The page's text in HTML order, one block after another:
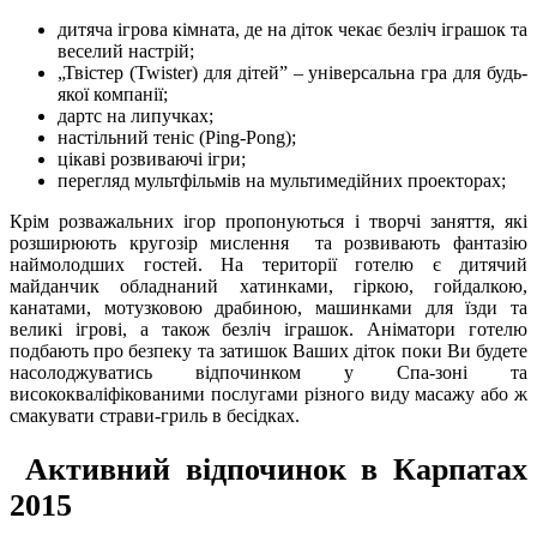
дитяча ігрова кімната, де на діток чекає безліч іграшок та
веселий настрій;
„Твістер (Twіster) для дітей” – універсальна гра для будь-
якої компанії;
дартс на липучках;
настільний теніс (Ping-Pong);
цікаві розвиваючі ігри;
перегляд мультфільмів на мультимедійних проекторах;
Крім розважальних ігор пропонуються і творчі заняття, які
розширюють кругозір мислення та розвивають фантазію
наймолодших гостей. На території готелю є дитячий
майданчик обладнаний хатинками, гіркою, гойдалкою,
канатами, мотузковою драбиною, машинками для їзди та
великі ігрові, а також безліч іграшок. Аніматори готелю
подбають про безпеку та затишок Ваших діток поки Ви будете
насолоджуватись відпочинком у Спа-зоні та
висококваліфікованими послугами різного виду масажу або ж
смакувати страви-гриль в бесідках.
Активний відпочинок в Карпатах
2015